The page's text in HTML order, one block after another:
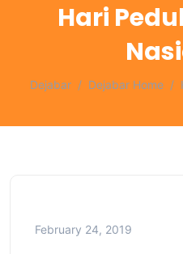
Hari
Dejabar Dejabar Home
February 24, 2019